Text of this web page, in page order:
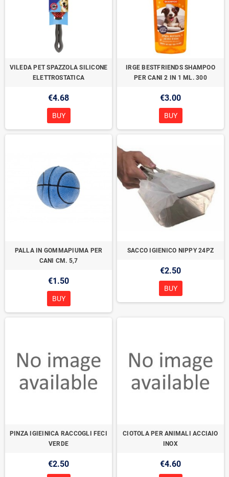
VILEDA PET SPAZZOLA SILICONE
ELETTROSTATICA
€4.68
BUY
IRGE BESTFRIENDS SHAMPOO
PER CANI 2 IN 1 ML. 300
€3.00
BUY
PALLA IN GOMMAPIUMA PER
CANI CM. 5,7
€1.50
BUY
SACCO IGIENICO NIPPY 24PZ
€2.50
BUY
PINZA IGIEINICA RACCOGLI FECI
VERDE
€2.50
CIOTOLA PER ANIMALI ACCIAIO
INOX
€4.60